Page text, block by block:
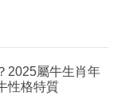
2025屬牛生肖年
性格特質